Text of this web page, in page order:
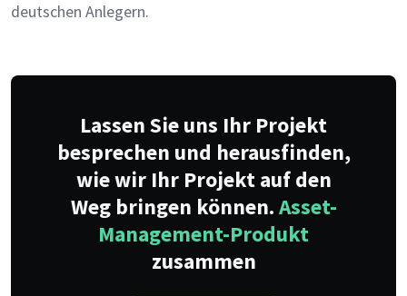
deutschen Anlegern.
Lassen Sie uns Ihr Projekt
besprechen und herausfinden,
wie wir Ihr Projekt auf den
Weg bringen können. Asset-
Management-Produkt
zusammen